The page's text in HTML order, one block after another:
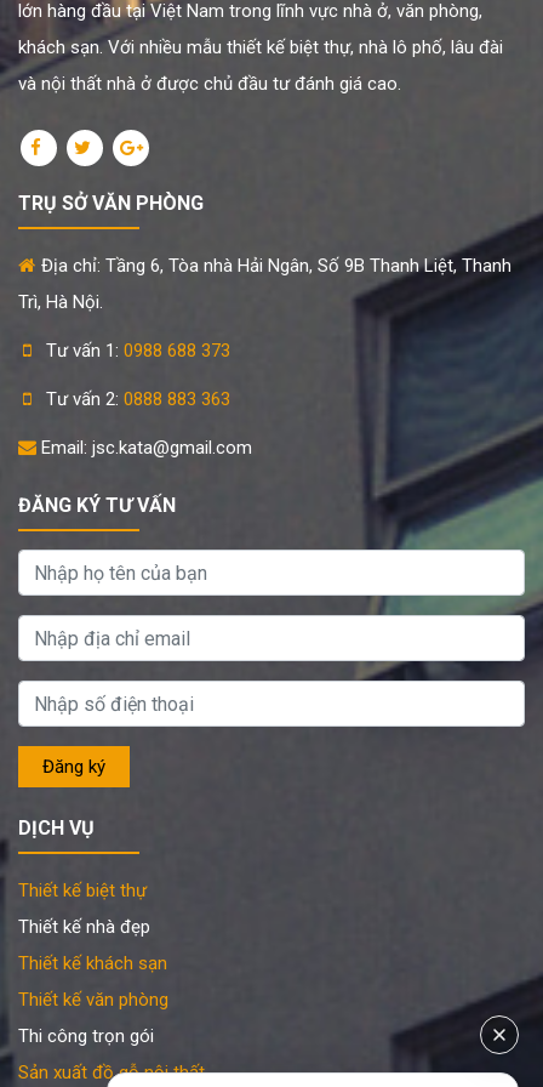
lớn hàng đầu tại Việt Nam trong lĩnh vực nhà ở, văn phòng,
khách sạn. Với nhiều mẫu thiết kế biệt thự, nhà lô phố, lâu đài
và nội thất nhà ở được chủ đầu tư đánh giá cao.
TRỤ SỞ VĂN PHÒNG
Địa chỉ: Tầng 6, Tòa nhà Hải Ngân, Số 9B Thanh Liệt, Thanh
Trì, Hà Nội.
Tư vấn 1: 0988 688 373
Tư vấn 2: 0888 883 363
Email: jsc.kata@gmail.com
ĐĂNG KÝ TƯ VẤN
DỊCH VỤ
Thiết kế biệt thự
Thiết kế nhà đẹp
Thiết kế khách sạn
Thiết kế văn phòng
Thi công trọn gói
Sản xuất đồ gỗ nội thất